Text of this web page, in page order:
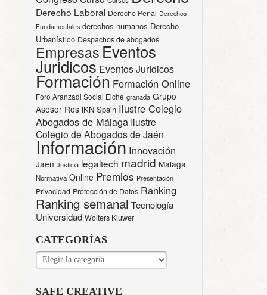
Derecho Laboral Derecho Penal Derechos
Fundamentales derechos humanos Derecho
Urbanístico Despachos de abogados
Empresas Eventos
Juridicos Eventos Jurídicos
Formación Formación Online
Foro Aranzadi Social Elche granada Grupo
Asesor Ros iKN Spain Ilustre Colegio
Abogados de Málaga Ilustre
Colegio de Abogados de Jaén
Información Innovación
Jaen Justicia legaltech madrid Malaga
Normativa Online Premios Presentación
Privacidad Protección de Datos Ranking
Ranking semanal Tecnología
Universidad Wolters Kluwer
CATEGORÍAS
CATEGORÍAS
SAFE CREATIVE